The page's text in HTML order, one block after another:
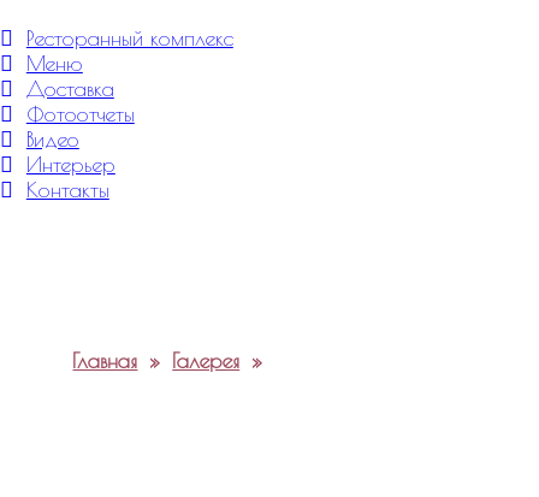
Ресторанный комплекс
Меню
Доставка
Фотоотчеты
Видео
Интерьер
Контакты
Главная » Галерея »